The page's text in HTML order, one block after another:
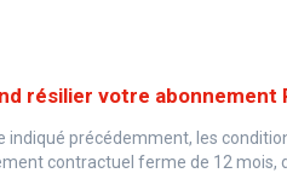
résilier votre abonnement
indiqué précédemment, les
contractuel ferme de 12 mois,